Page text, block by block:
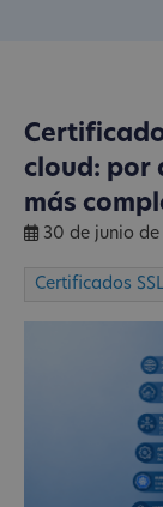
cloud: por
más
30 de junio de
Certificados